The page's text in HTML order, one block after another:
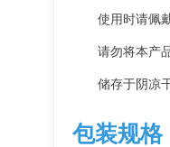
使用时请佩
请勿将本产
储存于阴凉
包装规格